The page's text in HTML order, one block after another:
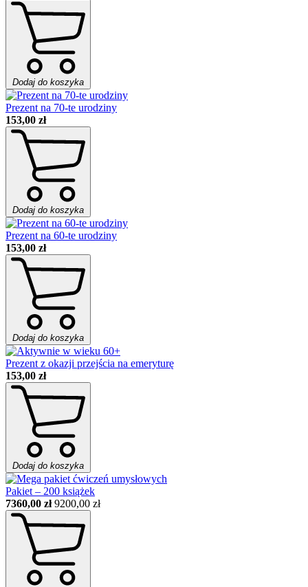
Dodaj do koszyka
Prezent na 70-te urodziny
153,00 zł
Dodaj do koszyka
Prezent na 60-te urodziny
153,00 zł
Dodaj do koszyka
Prezent z okazji przejścia na emeryturę
153,00 zł
Dodaj do koszyka
Pakiet – 200 książek
7360,00 zł9200,00 zł